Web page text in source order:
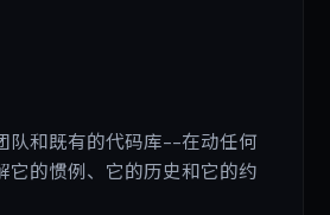
队和既有的代码库--在动任何
它的惯例、它的历史和它的约